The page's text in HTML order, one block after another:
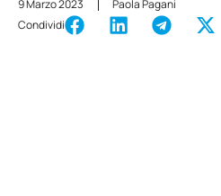
9 Marzo 2023
Paola Pagani
Condividi